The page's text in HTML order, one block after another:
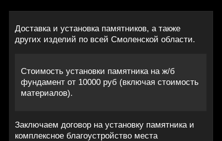
Доставка и установка памятников, а также
других изделий по всей Смоленской области.
Стоимость установки памятника на ж/б
фундамент от 10000 руб (включая стоимость
материалов).
Заключаем договор на установку памятника и
комплексное благоустройство места